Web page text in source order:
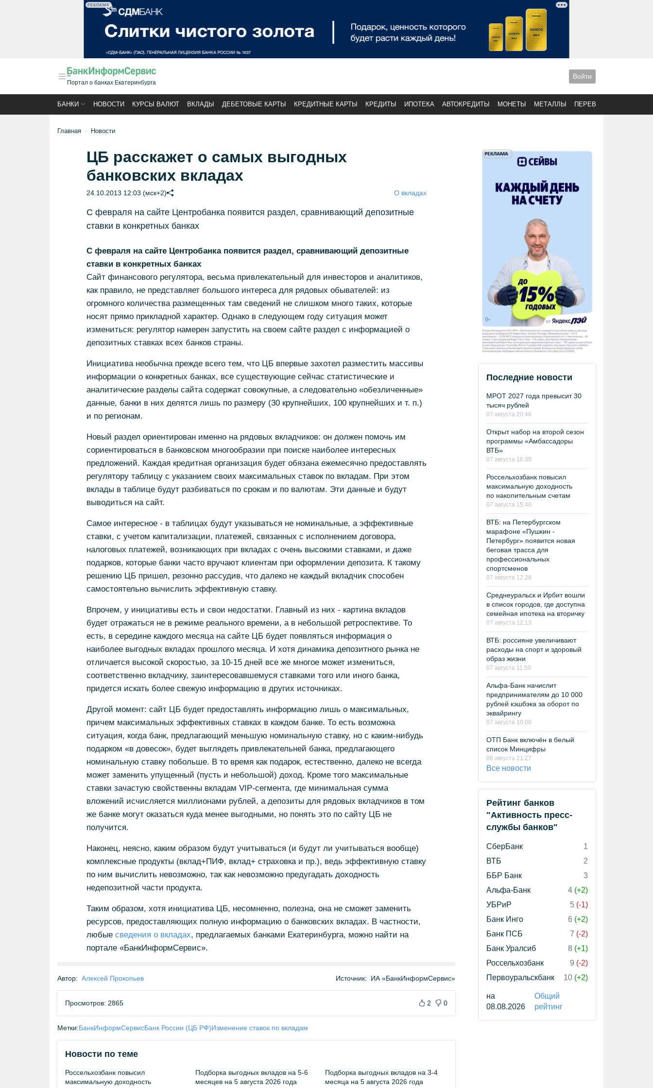
РЕКЛАМА
Портал о банках Екатеринбурга
Войти
БАНКИ НОВОСТИ КУРСЫ ВАЛЮТ ВКЛАДЫ ДЕБЕТОВЫЕ КАРТЫ КРЕДИТНЫЕ КАРТЫ КРЕДИТЫ ИПОТЕКА АВТОКРЕДИТЫ МОНЕТЫ МЕТАЛЛЫ ПЕРЕВОДЫ
Главная Новости
ЦБ расскажет о самых выгодных
банковских вкладах
24.10.2013 12:03 (мск+2) О вкладах
С февраля на сайте Центробанка появится раздел, сравнивающий депозитные
ставки в конкретных банках
С февраля на сайте Центробанка появится раздел, сравнивающий депозитные
ставки в конкретных банках
Сайт финансового регулятора, весьма привлекательный для инвесторов и аналитиков,
как правило, не представляет большого интереса для рядовых обывателей: из
огромного количества размещенных там сведений не слишком много таких, которые
носят прямо прикладной характер. Однако в следующем году ситуация может
измениться: регулятор намерен запустить на своем сайте раздел с информацией о
депозитных ставках всех банков страны.
Инициатива необычна прежде всего тем, что ЦБ впервые захотел разместить массивы
информации о конкретных банках, все существующие сейчас статистические и
аналитические разделы сайта содержат совокупные, а следовательно «обезличенные»
данные, банки в них делятся лишь по размеру (30 крупнейших, 100 крупнейших и т. п.)
и по регионам.
Новый раздел ориентирован именно на рядовых вкладчиков: он должен помочь им
сориентироваться в банковском многообразии при поиске наиболее интересных
предложений. Каждая кредитная организация будет обязана ежемесячно предоставлять
регулятору таблицу с указанием своих максимальных ставок по вкладам. При этом
вклады в таблице будут разбиваться по срокам и по валютам. Эти данные и будут
выводиться на сайт.
Самое интересное - в таблицах будут указываться не номинальные, а эффективные
ставки, с учетом капитализации, платежей, связанных с исполнением договора,
налоговых платежей, возникающих при вкладах с очень высокими ставками, и даже
подарков, которые банки часто вручают клиентам при оформлении депозита. К такому
решению ЦБ пришел, резонно рассудив, что далеко не каждый вкладчик способен
самостоятельно вычислить эффективную ставку.
Впрочем, у инициативы есть и свои недостатки. Главный из них - картина вкладов
будет отражаться не в режиме реального времени, а в небольшой ретроспективе. То
есть, в середине каждого месяца на сайте ЦБ будет появляться информация о
наиболее выгодных вкладах прошлого месяца. И хотя динамика депозитного рынка не
отличается высокой скоростью, за 10-15 дней все же многое может измениться,
соответственно вкладчику, заинтересовавшемуся ставками того или иного банка,
придется искать более свежую информацию в других источниках.
Другой момент: сайт ЦБ будет предоставлять информацию лишь о максимальных,
причем максимальных эффективных ставках в каждом банке. То есть возможна
ситуация, когда банк, предлагающий меньшую номинальную ставку, но с каким-нибудь
подарком «в довесок», будет выглядеть привлекательней банка, предлагающего
номинальную ставку побольше. В то время как подарок, естественно, далеко не всегда
может заменить упущенный (пусть и небольшой) доход. Кроме того максимальные
ставки зачастую свойственны вкладам VIP-сегмента, где минимальная сумма
вложений исчисляется миллионами рублей, а депозиты для рядовых вкладчиков в том
же банке могут оказаться куда менее выгодными, но понять это по сайту ЦБ не
получится.
Наконец, неясно, каким образом будут учитываться (и будут ли учитываться вообще)
комплексные продукты (вклад+ПИФ, вклад+ страховка и пр.), ведь эффективную ставку
по ним вычислить невозможно, так как невозможно предугадать доходность
недепозитной части продукта.
Таким образом, хотя инициатива ЦБ, несомненно, полезна, она не сможет заменить
ресурсов, предоставляющих полную информацию о банковских вкладах. В частности,
любые сведения о вкладах, предлагаемых банками Екатеринбурга, можно найти на
портале «БанкИнформСервис».
Автор: Алексей Прокопьев Источник: ИА «БанкИнформСервис»
Просмотров: 2865 2 0
Метки:БанкИнформСервисБанк России (ЦБ РФ)Изменение ставок по вкладам
Новости по теме
Россельхозбанк повысил
максимальную доходность
Подборка выгодных вкладов на 5-6
месяцев на 5 августа 2026 года
Подборка выгодных вкладов на 3-4
месяца на 5 августа 2026 года
Последние новости
МРОТ 2027 года превысит 30
тысяч рублей
07 августа 20:46
Открыт набор на второй сезон
программы «Амбассадоры
ВТБ»
07 августа 16:30
Россельхозбанк повысил
максимальную доходность
по накопительным счетам
07 августа 15:40
ВТБ: на Петербургском
марафоне «Пушкин -
Петербург» появится новая
беговая трасса для
профессиональных
спортсменов
07 августа 12:28
Среднеуральск и Ирбит вошли
в список городов, где доступна
семейная ипотека на вторичку
07 августа 12:13
ВТБ: россияне увеличивают
расходы на спорт и здоровый
образ жизни
07 августа 11:50
Альфа-Банк начислит
предпринимателям до 10 000
рублей кэшбэка за оборот по
эквайрингу
07 августа 10:00
ОТП Банк включён в белый
список Минцифры
06 августа 21:27
Все новости
Рейтинг банков
"Активность пресс-
службы банков"
СберБанк
1
ВТБ
2
ББР Банк
3
Альфа-Банк
4 (+2)
УБРиР
5 (-1)
Банк Инго
6 (+2)
Банк ПСБ
7 (-2)
Банк Уралсиб
8 (+1)
Россельхозбанк
9 (-2)
Первоуральскбанк
10 (+2)
на
08.08.2026
Общий
рейтинг